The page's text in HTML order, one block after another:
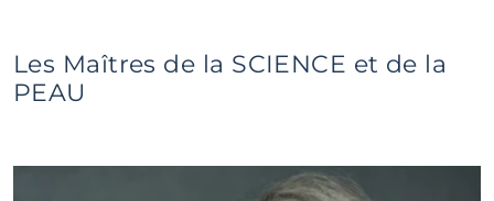
Les Maîtres de la SCIENCE et de la
PEAU